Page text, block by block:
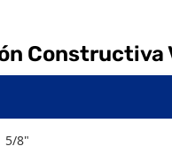
Constructiva
5/8"